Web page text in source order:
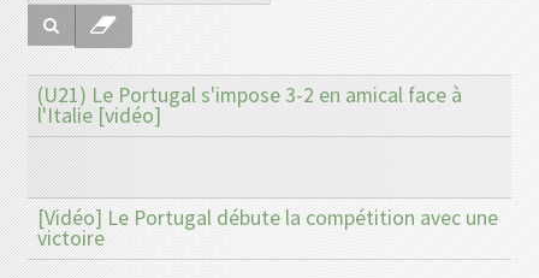
(U21) Le Portugal s'impose 3-2 en amical face à
l'Italie [vidéo]
[Vidéo] Le Portugal débute la compétition avec une
victoire